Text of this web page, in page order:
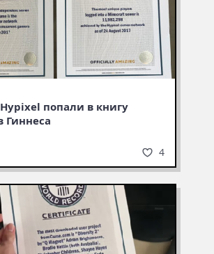
попали в книгу
Гиннеса
4